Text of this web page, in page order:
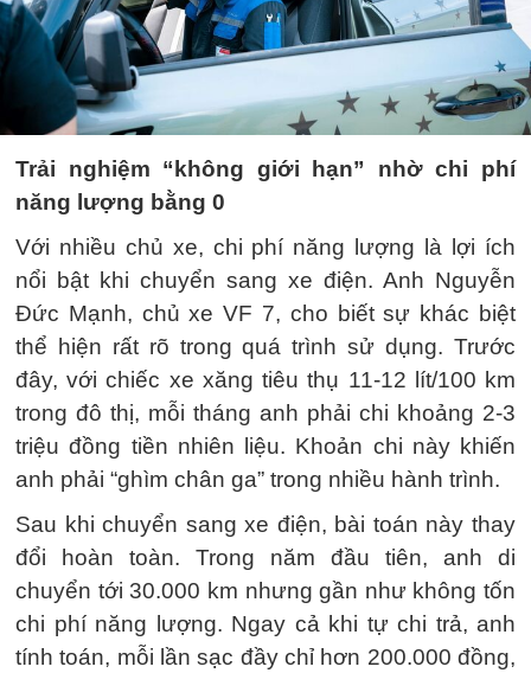
Trải nghiệm “không giới hạn” nhờ chi phí
năng lượng bằng 0
Với nhiều chủ xe, chi phí năng lượng là lợi ích
nổi bật khi chuyển sang xe điện. Anh Nguyễn
Đức Mạnh, chủ xe VF 7, cho biết sự khác biệt
thể hiện rất rõ trong quá trình sử dụng. Trước
đây, với chiếc xe xăng tiêu thụ 11-12 lít/100 km
trong đô thị, mỗi tháng anh phải chi khoảng 2-3
triệu đồng tiền nhiên liệu. Khoản chi này khiến
anh phải “ghìm chân ga” trong nhiều hành trình.
Sau khi chuyển sang xe điện, bài toán này thay
đổi hoàn toàn. Trong năm đầu tiên, anh di
chuyển tới 30.000 km nhưng gần như không tốn
chi phí năng lượng. Ngay cả khi tự chi trả, anh
tính toán, mỗi lần sạc đầy chỉ hơn 200.000 đồng,